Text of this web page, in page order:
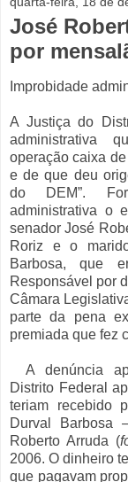
José
por
Improbidade
A Justiça do
administrativa
operação caixa
e de que deu
do DEM”.
administrativa o
senador José
Roriz e o
Barbosa, que
Responsável por
Câmara
parte da pena
premiada que fez
A denúncia
Distrito Federal
teriam recebido
Durval Barbosa
Roberto Arruda (
2006. O dinheiro
que pagavam